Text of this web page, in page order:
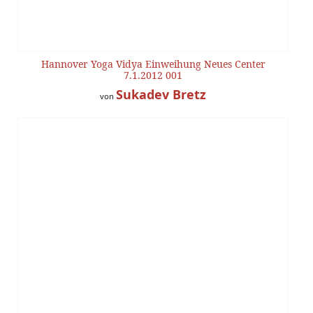
Hannover Yoga Vidya Einweihung Neues Center
7.1.2012 001
von Sukadev Bretz